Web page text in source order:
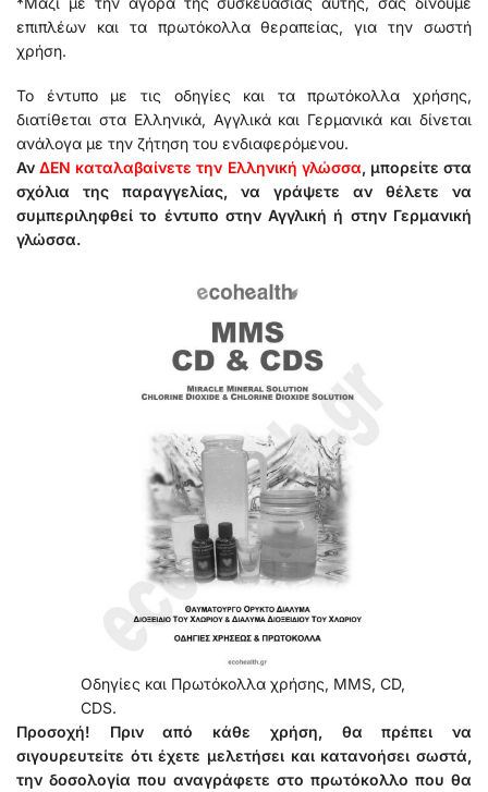
επιπλέων και τα πρωτόκολλα θεραπείας, για την σωστή
χρήση.
Το έντυπο με τις οδηγίες και τα πρωτόκολλα χρήσης,
διατίθεται στα Ελληνικά, Αγγλικά και Γερμανικά και δίνεται
ανάλογα με την ζήτηση του ενδιαφερόμενου.
ΑνΔΕΝ καταλαβαίνετε την Ελληνική γλώσσα, μπορείτε στα
σχόλια της παραγγελίας, να γράψετε αν θέλετε να
συμπεριληφθεί το έντυπο στην Αγγλική ή στην Γερμανική
γλώσσα.
Οδηγίες και Πρωτόκολλα χρήσης, MMS, CD,
CDS.
Προσοχή! Πριν από κάθε χρήση, θα πρέπει να
σιγουρευτείτε ότι έχετε μελετήσει και κατανοήσει σωστά,
την δοσολογία που αναγράφετε στο πρωτόκολλο που θα